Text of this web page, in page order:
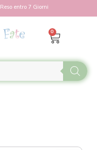
Reso entro 7 Giorni
0